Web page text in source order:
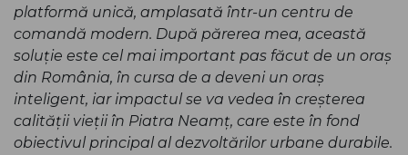
platformă unică, amplasată într-un centru de
comandă modern. După părerea mea, această
soluție este cel mai important pas făcut de un oraș
din România, în cursa de a deveni un oraș
inteligent, iar impactul se va vedea în creșterea
calității vieții în Piatra Neamț, care este în fond
obiectivul principal al dezvoltărilor urbane durabile.